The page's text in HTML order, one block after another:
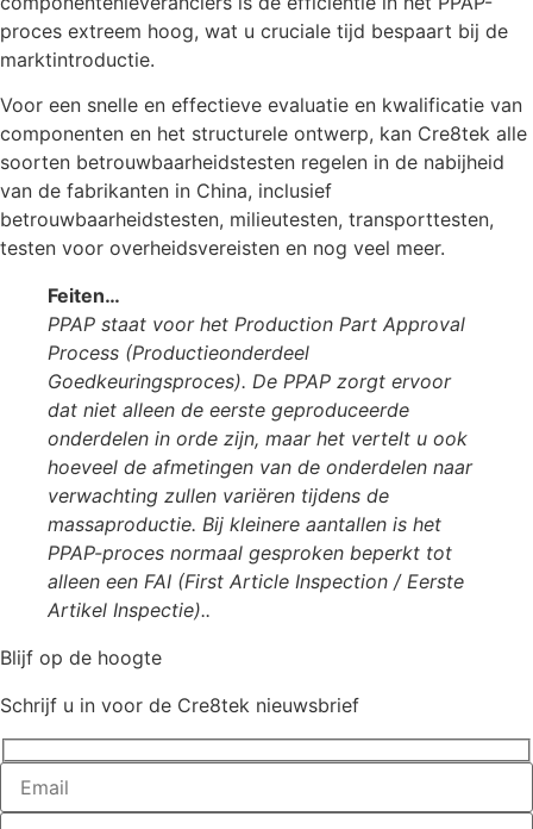
proces extreem hoog, wat u cruciale tijd bespaart bij de
marktintroductie.
Voor een snelle en effectieve evaluatie en kwalificatie van
componenten en het structurele ontwerp, kan Cre8tek alle
soorten betrouwbaarheidstesten regelen in de nabijheid
van de fabrikanten in China, inclusief
betrouwbaarheidstesten, milieutesten, transporttesten,
testen voor overheidsvereisten en nog veel meer.
Feiten…
PPAP staat voor het Production Part Approval
Process (Productieonderdeel
Goedkeuringsproces). De PPAP zorgt ervoor
dat niet alleen de eerste geproduceerde
onderdelen in orde zijn, maar het vertelt u ook
hoeveel de afmetingen van de onderdelen naar
verwachting zullen variëren tijdens de
massaproductie. Bij kleinere aantallen is het
PPAP-proces normaal gesproken beperkt tot
alleen een FAI (First Article Inspection / Eerste
Artikel Inspectie)..
Blijf op de hoogte
Schrijf u in voor de Cre8tek nieuwsbrief